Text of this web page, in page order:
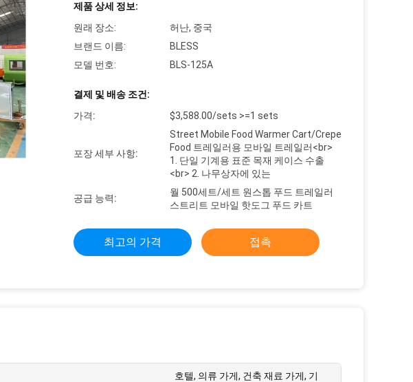
제품 상세 정보:
원래 장소:
허난, 중국
브랜드 이름:
BLESS
모델 번호:
BLS-125A
결제 및 배송 조건:
가격:
$3,588.00/sets >=1 sets
포장 세부 사항:
Street Mobile Food Warmer Cart/Crepe
Food 트레일러용 모바일 트레일러<br>
1. 단일 기계용 표준 목재 케이스 수출
<br> 2. 나무상자에 있는
공급 능력:
월 500세트/세트 원스톱 푸드 트레일러
스트리트 모바일 핫도그 푸드 카트
최고의 가격 접촉
호텔, 의류 가게, 건축 재료 가게, 기